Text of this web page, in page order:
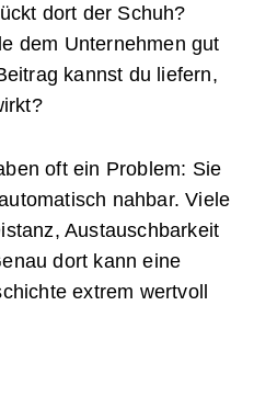
dort der Schuh?
dem Unternehmen gut
kannst du liefern,
oft ein Problem: Sie
nahbar. Viele
Austauschbarkeit
dort kann eine
extrem wertvoll